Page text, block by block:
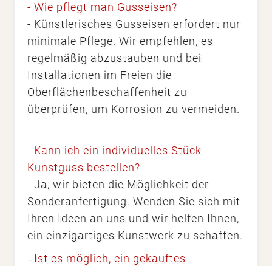
- Wie pflegt man Gusseisen?
- Künstlerisches Gusseisen erfordert nur
minimale Pflege. Wir empfehlen, es
regelmäßig abzustauben und bei
Installationen im Freien die
Oberflächenbeschaffenheit zu
überprüfen, um Korrosion zu vermeiden.
- Kann ich ein individuelles Stück
Kunstguss bestellen?
- Ja, wir bieten die Möglichkeit der
Sonderanfertigung. Wenden Sie sich mit
Ihren Ideen an uns und wir helfen Ihnen,
ein einzigartiges Kunstwerk zu schaffen.
- Ist es möglich, ein gekauftes